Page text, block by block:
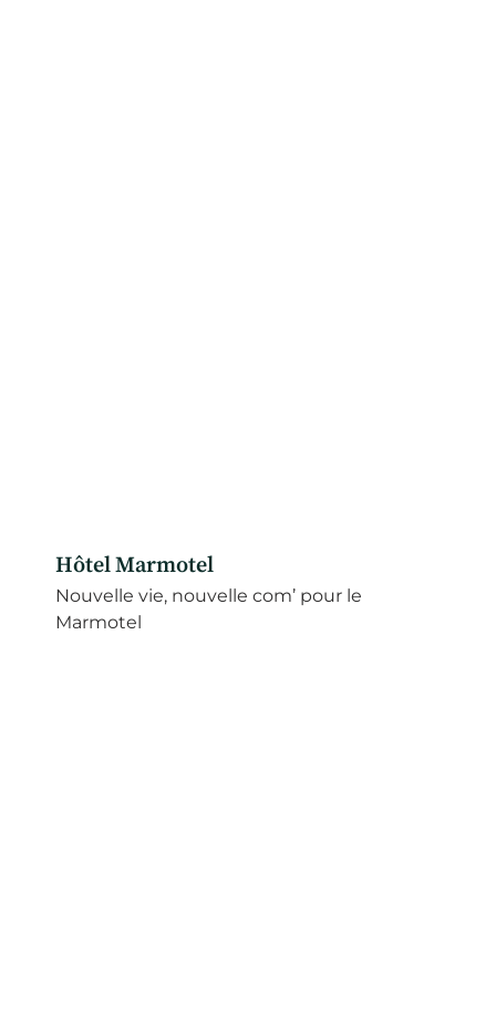
Hôtel Marmotel
Nouvelle vie, nouvelle com’ pour le
Marmotel